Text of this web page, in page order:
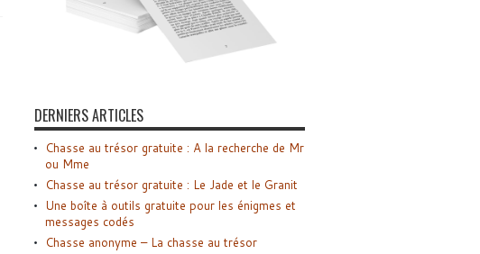
DERNIERS ARTICLES
Chasse au trésor gratuite : A la recherche de Mr
ou Mme
Chasse au trésor gratuite : Le Jade et le Granit
Une boîte à outils gratuite pour les énigmes et
messages codés
Chasse anonyme – La chasse au trésor